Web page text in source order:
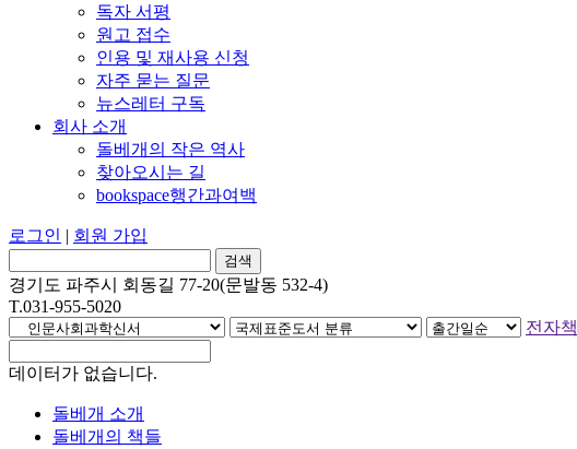
독자 서평
원고 접수
인용 및 재사용 신청
자주 묻는 질문
뉴스레터 구독
회사 소개
돌베개의 작은 역사
찾아오시는 길
bookspace행간과여백
로그인 | 회원 가입
경기도 파주시 회동길 77-20(문발동 532-4)
T.031-955-5020
전자책
데이터가 없습니다.
돌베개 소개
돌베개의 책들